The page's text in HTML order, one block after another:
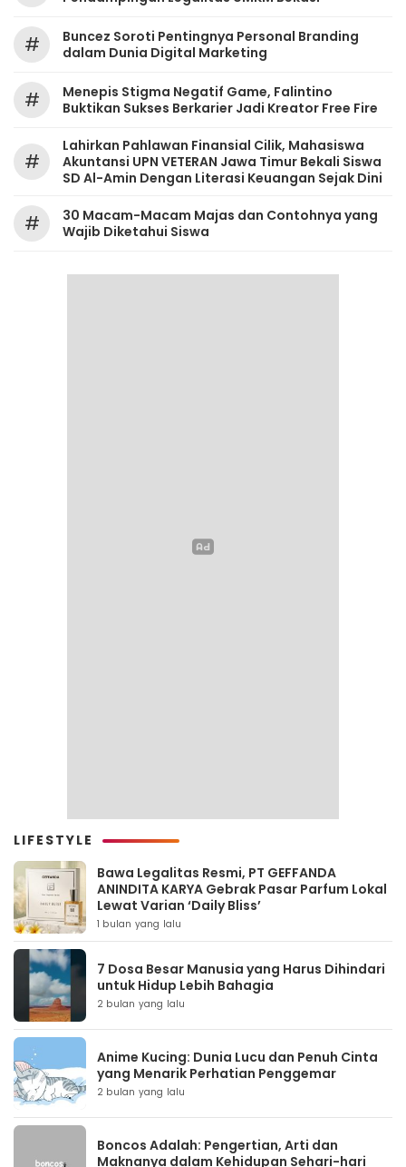
#
‎Buncez Soroti Pentingnya Personal Branding
dalam Dunia Digital Marketing
#
Menepis Stigma Negatif Game, Falintino
Buktikan Sukses Berkarier Jadi Kreator Free Fire
#
Lahirkan Pahlawan Finansial Cilik, Mahasiswa
Akuntansi UPN VETERAN Jawa Timur Bekali Siswa
SD Al-Amin Dengan Literasi Keuangan Sejak Dini
#
30 Macam-Macam Majas dan Contohnya yang
Wajib Diketahui Siswa
LIFESTYLE
Bawa Legalitas Resmi, PT GEFFANDA
ANINDITA KARYA Gebrak Pasar Parfum Lokal
Lewat Varian ‘Daily Bliss’
1 bulan yang lalu
7 Dosa Besar Manusia yang Harus Dihindari
untuk Hidup Lebih Bahagia
2 bulan yang lalu
Anime Kucing: Dunia Lucu dan Penuh Cinta
yang Menarik Perhatian Penggemar
2 bulan yang lalu
Boncos Adalah: Pengertian, Arti dan
Maknanya dalam Kehidupan Sehari-hari